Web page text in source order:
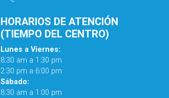
HORARIOS DE ATENCIÓN
(TIEMPO DEL CENTRO)
Lunes a Viernes:
8:30 am a 1:30 pm
2:30 pm a 6:00 pm
Sábado:
8:30 am a 1:00 pm